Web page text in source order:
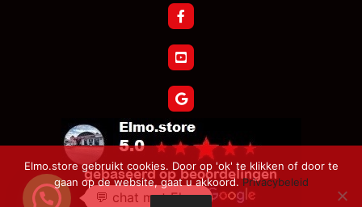
💬 chat met Elmo
Elmo.store gebruikt cookies. Door op 'ok' te klikken of door te
gaan op de website, gaat u akkoord.Privacybeleid